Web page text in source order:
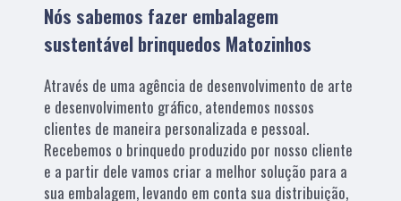
Nós sabemos fazer embalagem
sustentável brinquedos Matozinhos
Através de uma agência de desenvolvimento de arte
e desenvolvimento gráfico, atendemos nossos
clientes de maneira personalizada e pessoal.
Recebemos o brinquedo produzido por nosso cliente
e a partir dele vamos criar a melhor solução para a
sua embalagem, levando em conta sua distribuição,